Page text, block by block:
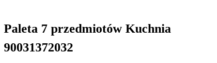
Paleta 7 przedmiotów Kuchnia
90031372032